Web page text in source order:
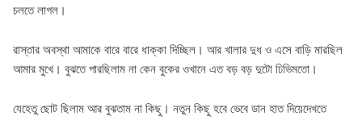
চলতে লাগল।
রাস্তার অবস্থা আমাকে বারে বারে ধাক্কা দিচ্ছিল। আর খালার দুধ ও এসে বাড়ি মারছিল
আমার মুখে। বুঝতে পারছিলাম না কেন বুকের ওখানে এত বড় বড় দুটো ঢিভিমতো।
যেহেতু ছোট ছিলাম আর বুঝতাম না কিছু। নতুন কিছু হবে ভেবে ডান হাত দিয়েদেখতে